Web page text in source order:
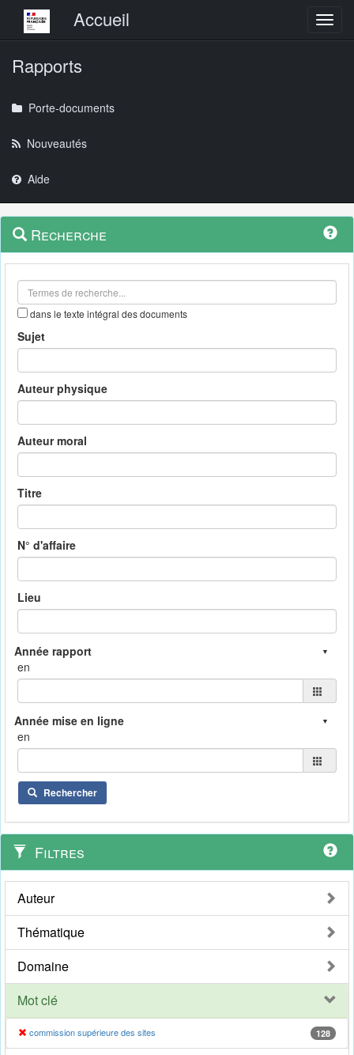
Menu principalAccueil
Rapports
Porte-documents
Nouveautés
Aide
Navigation
outils
Menu
contextuel
Recherche
dans le texte intégral des documents
Sujet
Auteur physique
Auteur moral
Titre
N° d'affaire
Lieu
en
en
Rechercher
Filtres
Auteur
Thématique
Domaine
Mot clé
commission supérieure des sites 128